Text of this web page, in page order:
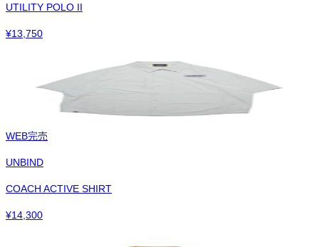
UTILITY POLO II
¥13,750
WEB完売
UNBIND
COACH ACTIVE SHIRT
¥14,300